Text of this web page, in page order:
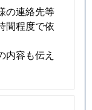
(ＪＲ・六甲ライ
(ＪＲ・六甲ライ
の連絡先等
間程度で依
内容も伝え